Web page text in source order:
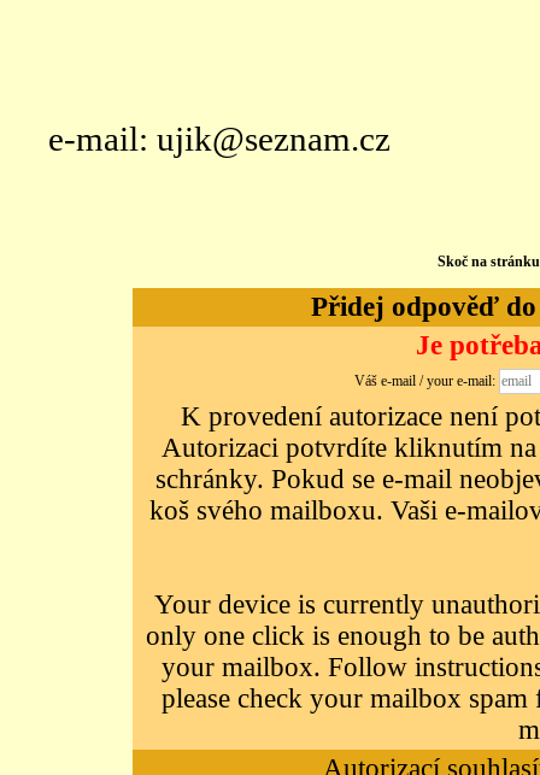
e-mail: ujik@seznam.cz
Skoč na
Přidej odpověď
Je
Váš e-mail / your e-mail:
K provedení autorizace není
Autorizaci potvrdíte kliknutím na
schránky. Pokud se e-mail
koš svého mailboxu. Vaši e-
Your device is currently
only one click is enough to be
your mailbox. Follow
please check your mailbox
Autorizací